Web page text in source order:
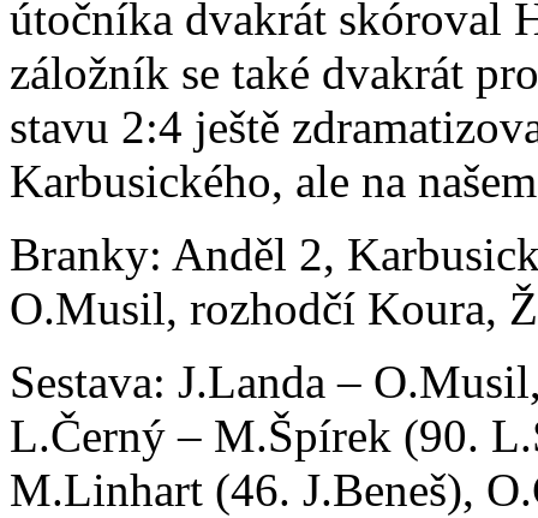
útočníka dvakrát skóroval
záložník se také dvakrát
stavu 2:4 ještě
Karbusického, ale na
Branky: Anděl 2,
O.Musil, rozhodčí Koura,
Sestava: J.Landa –
L.Černý – M.Špírek (90.
M.Linhart (46. J.Beneš),